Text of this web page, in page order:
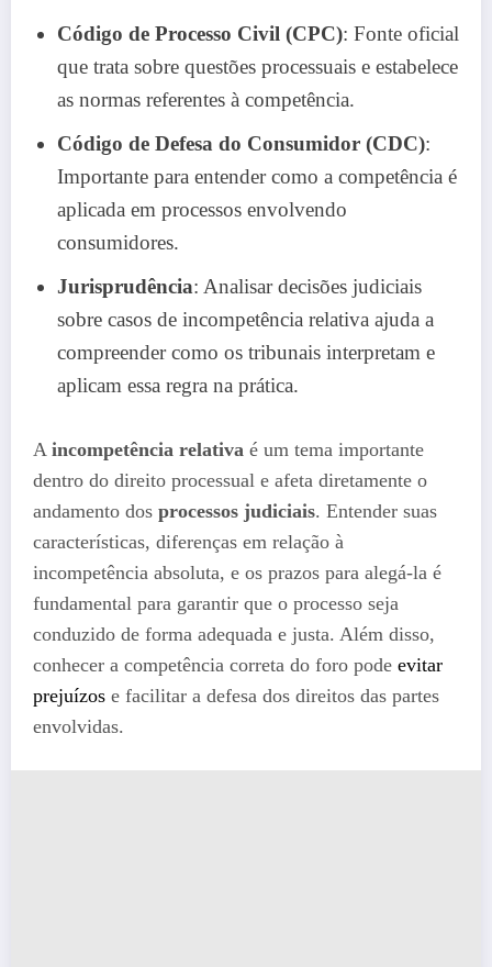
Código de Processo Civil (CPC): Fonte oficial
que trata sobre questões processuais e estabelece
as normas referentes à competência.
Código de Defesa do Consumidor (CDC):
Importante para entender como a competência é
aplicada em processos envolvendo
consumidores.
Jurisprudência: Analisar decisões judiciais
sobre casos de incompetência relativa ajuda a
compreender como os tribunais interpretam e
aplicam essa regra na prática.
A incompetência relativa é um tema importante
dentro do direito processual e afeta diretamente o
andamento dos processos judiciais. Entender suas
características, diferenças em relação à
incompetência absoluta, e os prazos para alegá-la é
fundamental para garantir que o processo seja
conduzido de forma adequada e justa. Além disso,
conhecer a competência correta do foro pode evitar
prejuízos e facilitar a defesa dos direitos das partes
envolvidas.